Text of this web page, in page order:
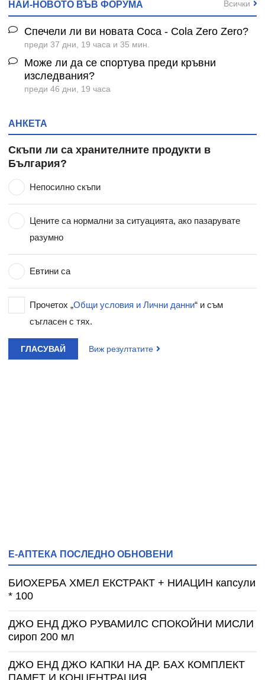
НАЙ-НОВОТО ВЪВ ФОРУМА
Спечели ли ви новата Coca - Cola Zero Zero?
преди 37 дни, 19 часа и 35 мин.
Може ли да се спортува преди кръвни
изследвания?
преди 46 дни, 19 часа
Всички
АНКЕТА
Скъпи ли са хранителните продукти в
България?
Непосилно скъпи
Цените са нормални за ситуацията, ако пазарувате
разумно
Евтини са
Прочетох „Общи условия и Лични данни“ и съм
съгласен с тях.
ГЛАСУВАЙ Виж резултатите
Е-АПТЕКА ПОСЛЕДНО ОБНОВЕНИ
БИОХЕРБА ХМЕЛ ЕКСТРАКТ + НИАЦИН капсули
* 100
ДЖО ЕНД ДЖО РУВАМИЛС СПОКОЙНИ МИСЛИ
сироп 200 мл
ДЖО ЕНД ДЖО КАПКИ НА ДР. БАХ КОМПЛЕКТ